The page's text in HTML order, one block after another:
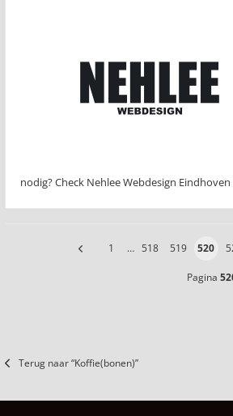
nodig? Check Nehlee Webdesign Eindhoven
1 … 518 519 520
Pagina
Terug naar “Koffie(bonen)”